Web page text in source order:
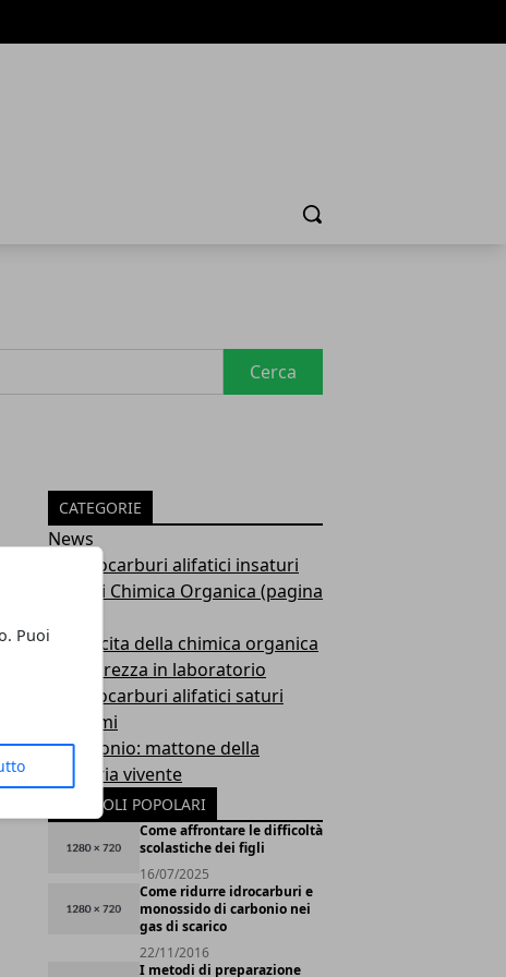
Puoi
Cerca
Cerca
CATEGORIE
News
Gli idrocarburi alifatici insaturi
Quiz di Chimica Organica (pagina
La nascita della chimica organica
La sicurezza in laboratorio
Gli idrocarburi alifatici saturi
Aforismi
Il carbonio: mattone della
matetria vivente
ARTICOLI POPOLARI
Come affrontare le difficoltà
scolastiche dei figli
16/07/2025
Come ridurre idrocarburi e
monossido di carbonio nei
gas di scarico
22/11/2016
I metodi di preparazione